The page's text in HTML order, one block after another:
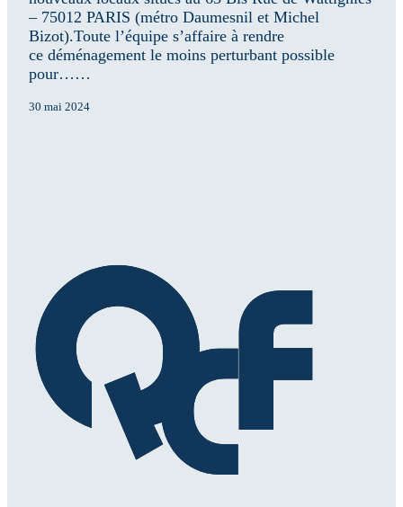
– 75012 PARIS (métro Daumesnil et Michel
Bizot).Toute l’équipe s’affaire à rendre
ce déménagement le moins perturbant possible
pour……
30 mai 2024